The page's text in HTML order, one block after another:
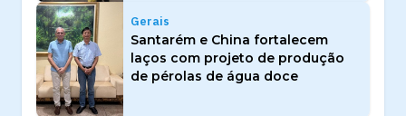
Gerais
Santarém e China fortalecem
laços com projeto de produção
de pérolas de água doce